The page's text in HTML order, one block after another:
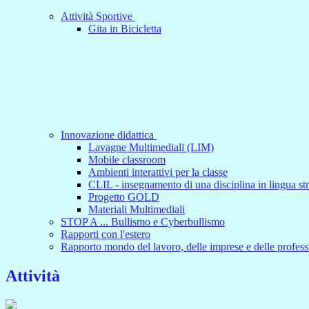
Attività Sportive
Gita in Bicicletta
Innovazione didattica
Lavagne Multimediali (LIM)
Mobile classroom
Ambienti interattivi per la classe
CLIL - insegnamento di una disciplina in lingua
Progetto GOLD
Materiali Multimediali
STOP A ... Bullismo e Cyberbullismo
Rapporti con l'estero
Rapporto mondo del lavoro, delle imprese e delle
Attività